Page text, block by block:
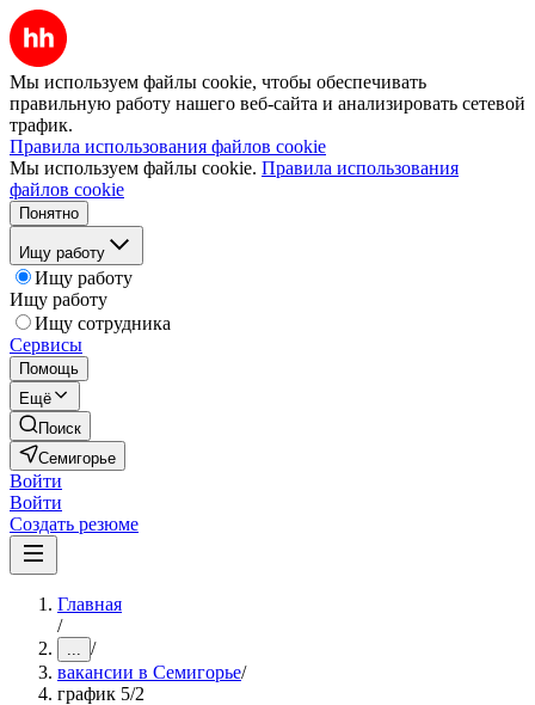
Мы используем файлы cookie, чтобы обеспечивать
правильную работу нашего веб-сайта и анализировать сетевой
трафик.
Правила использования файлов cookie
Мы используем файлы cookie. Правила использования
файлов cookie
Понятно
Ищу работу
Ищу работу
Ищу работу
Ищу сотрудника
Сервисы
Помощь
Ещё
Поиск
Семигорье
Войти
Войти
Создать резюме
Главная
/
... /
вакансии в Семигорье/
график 5/2